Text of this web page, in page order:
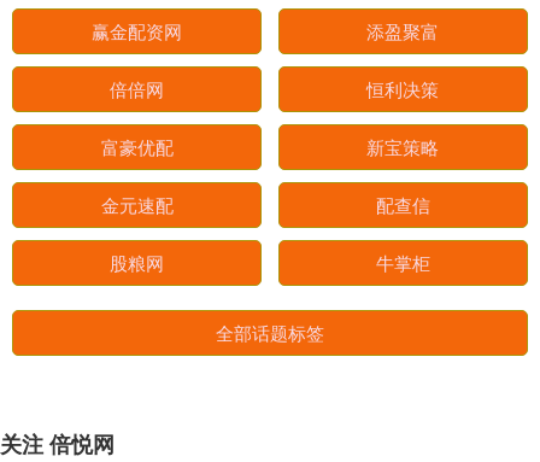
赢金配资网 添盈聚富
倍倍网 恒利决策
富豪优配 新宝策略
金元速配 配查信
股粮网 牛掌柜
全部话题标签
关注 倍悦网